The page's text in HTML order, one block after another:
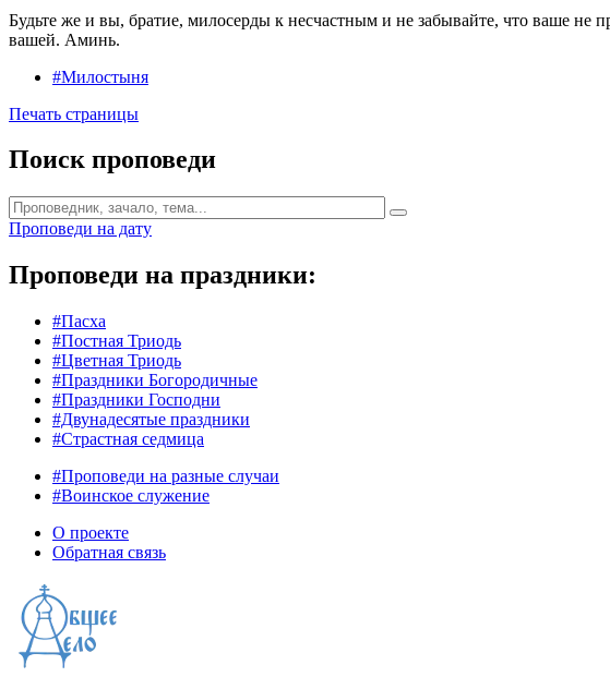
Будьте же и вы, братие, милосерды к несчастным и не забывайте, что ваше
вашей. Аминь.
#Милостыня
Печать страницы
Поиск проповеди
Проповеди на дату
Проповеди на праздники:
#Пасха
#Постная Триодь
#Цветная Триодь
#Праздники Богородичные
#Праздники Господни
#Двунадесятые праздники
#Страстная седмица
#Проповеди на разные случаи
#Воинское служение
О проекте
Обратная связь